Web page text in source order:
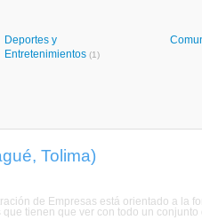
Deportes y
Entretenimientos (1)
Tolima)
de Empresas está orientado a la
tienen que ver con todo un conjunto